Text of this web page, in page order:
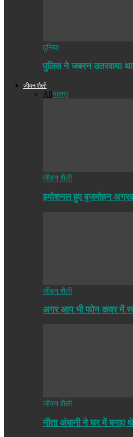
दुनिया
पुलिस ने जबरन उतरवाया
जीवन शैली
Allयात्रा
जीवन शैली
इमोशनल हुए बृजमोहन
जीवन शैली
अगर आप भी फोन कवर में
जीवन शैली
नीता अंबानी ने घर में